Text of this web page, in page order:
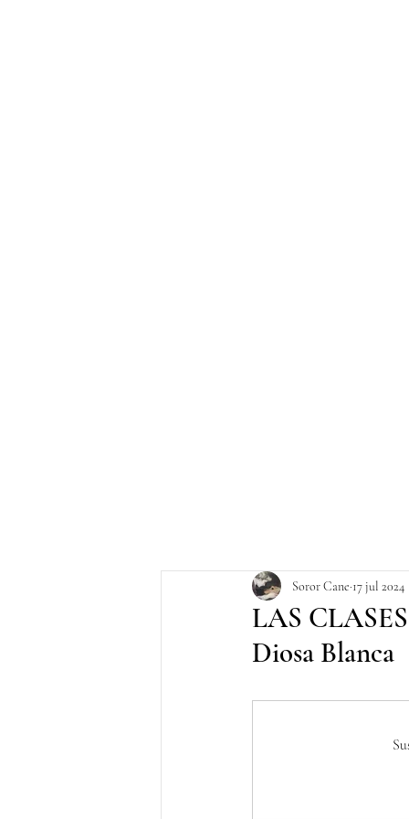
LAS
Diosa Blanca
Soror Cane 17 jul 2024